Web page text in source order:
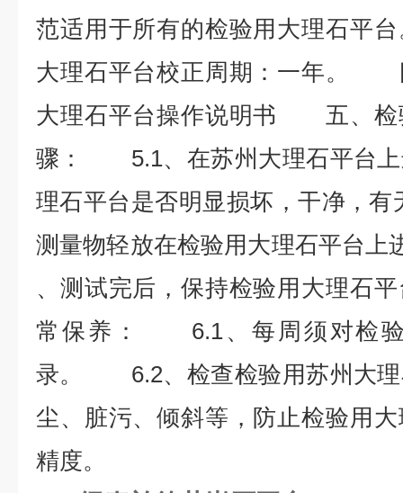
范适用于所有的检验用大理石
大理石平台校正周期：一年。
大理石平台操作说明书 五、检
骤： 5.1、在苏州大理石平台上
理石平台是否明显损坏，干净
测量物轻放在检验用大理石平台
、测试完后，保持检验用大理
常保养： 6.1、每周须对检验
录。 6.2、检查检验用苏州大理
尘、脏污、倾斜等，防止检验用
精度。